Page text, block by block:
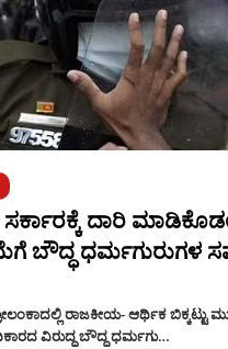
ದಾರಿ
ಬೌದ್ಧ ಧರ್ಮಗುರುಗಳ
ರಾಜಕೀಯ- ಆರ್ಥಿಕ ಬಿಕ್ಕಟ್ಟು
ವಿರುದ್ಧ ಬೌದ್ಧ ಧರ್ಮಗು…